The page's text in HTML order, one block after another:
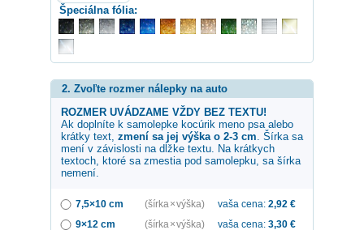
Špeciálna fólia:
2. Zvoľte rozmer nálepky na auto
ROZMER UVÁDZAME VŽDY BEZ TEXTU!
Ak doplníte k samolepke kocúrik meno psa alebo
krátky text, zmení sa jej výška o 2-3 cm. Šírka sa
mení v závislosti na dĺžke textu. Na krátkych
textoch, ktoré sa zmestia pod samolepku, sa šírka
nemení.
7,5×10 cm (šírka × výška) vaša cena: 2,92 €
9×12 cm
(šírka × výška) vaša cena: 3,30 €